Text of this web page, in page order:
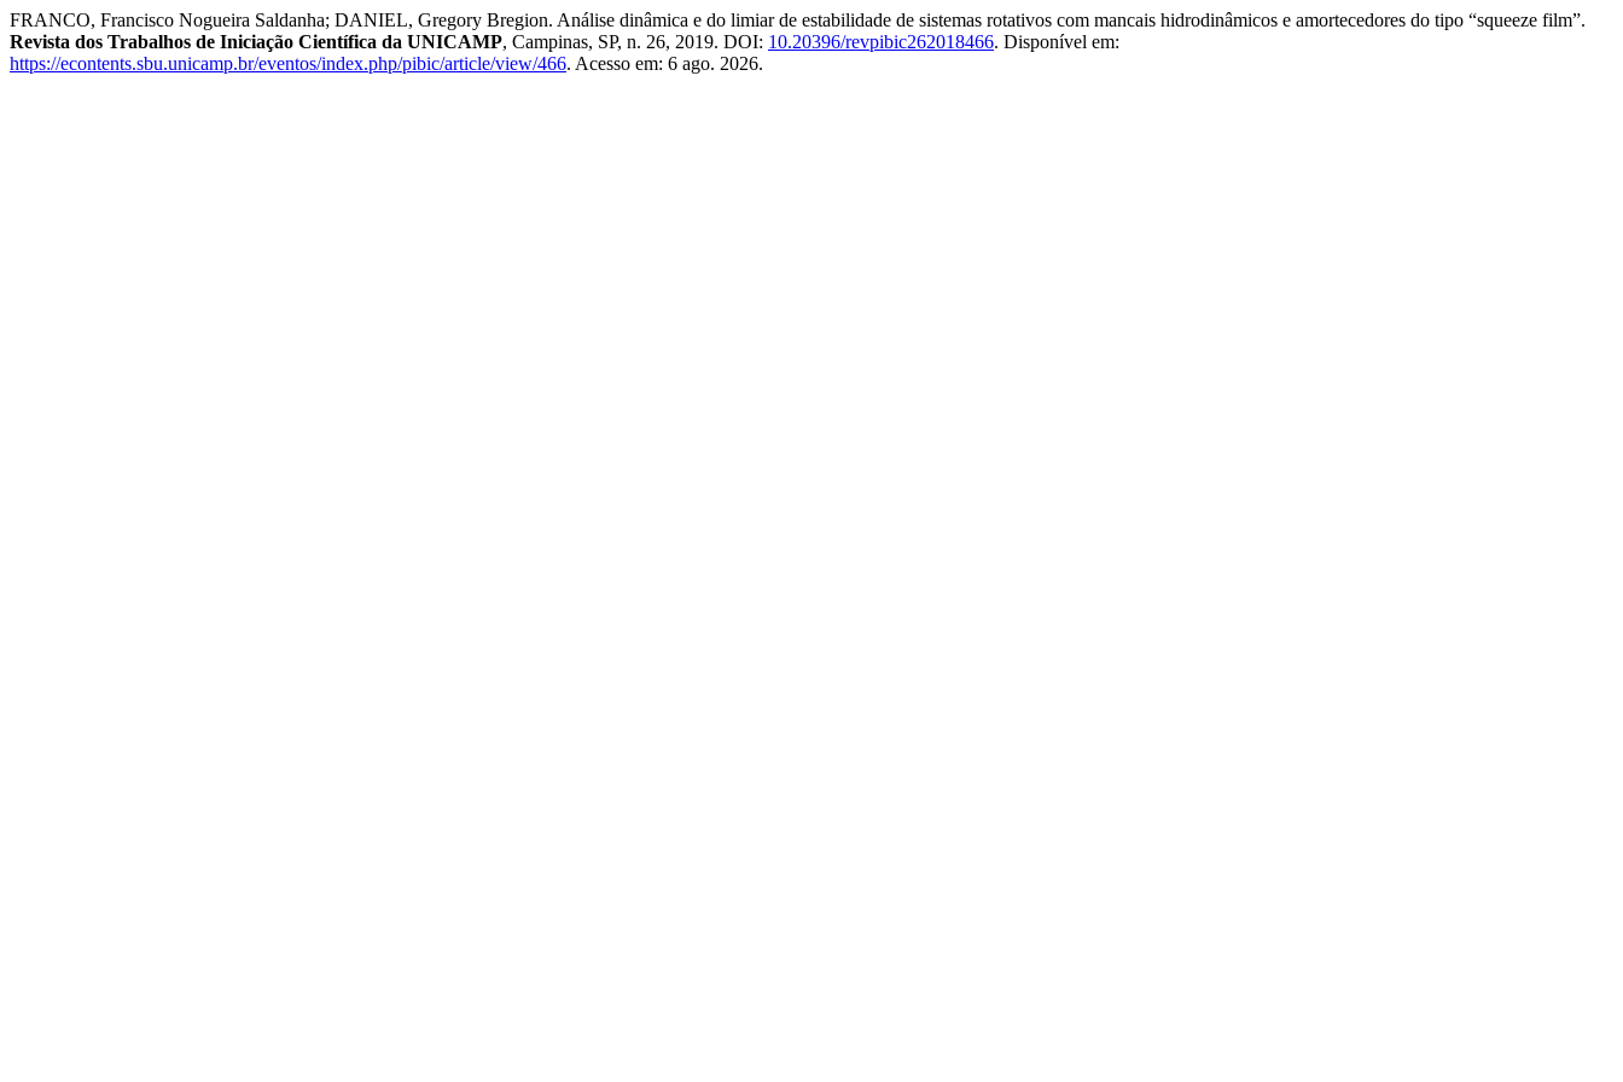
FRANCO, Francisco Nogueira Saldanha; DANIEL, Gregory Bregion. Análise dinâmica e do limiar de estabilidade de sistemas rotativos com mancais hidrodinâmicos e amortecedores do tipo “squeeze film”.
Revista dos Trabalhos de Iniciação Científica da UNICAMP, Campinas, SP, n. 26, 2019. DOI: 10.20396/revpibic262018466. Disponível em:
https://econtents.sbu.unicamp.br/eventos/index.php/pibic/article/view/466. Acesso em: 6 ago. 2026.